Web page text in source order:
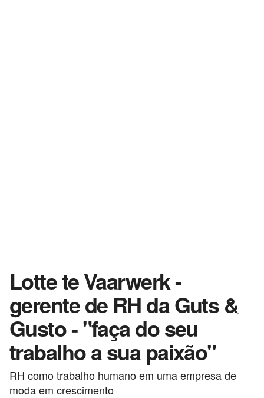
Lotte te Vaarwerk -
gerente de RH da Guts &
Gusto - "faça do seu
trabalho a sua paixão"
RH como trabalho humano em uma empresa de
moda em crescimento